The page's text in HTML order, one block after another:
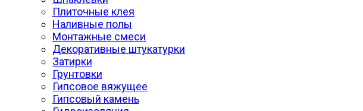
Плиточные клея
Наливные полы
Монтажные смеси
Декоративные штукатурки
Затирки
Грунтовки
Гипсовое вяжущее
Гипсовый камень